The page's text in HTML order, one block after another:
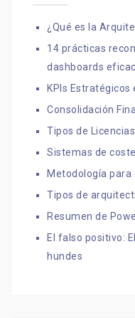
¿Qué es la
14 prácticas
dashboards
KPIs Estratégicos
Consolidación
Tipos de
Sistemas de
Metodología para
Tipos de
Resumen de
El falso positivo:
hundes